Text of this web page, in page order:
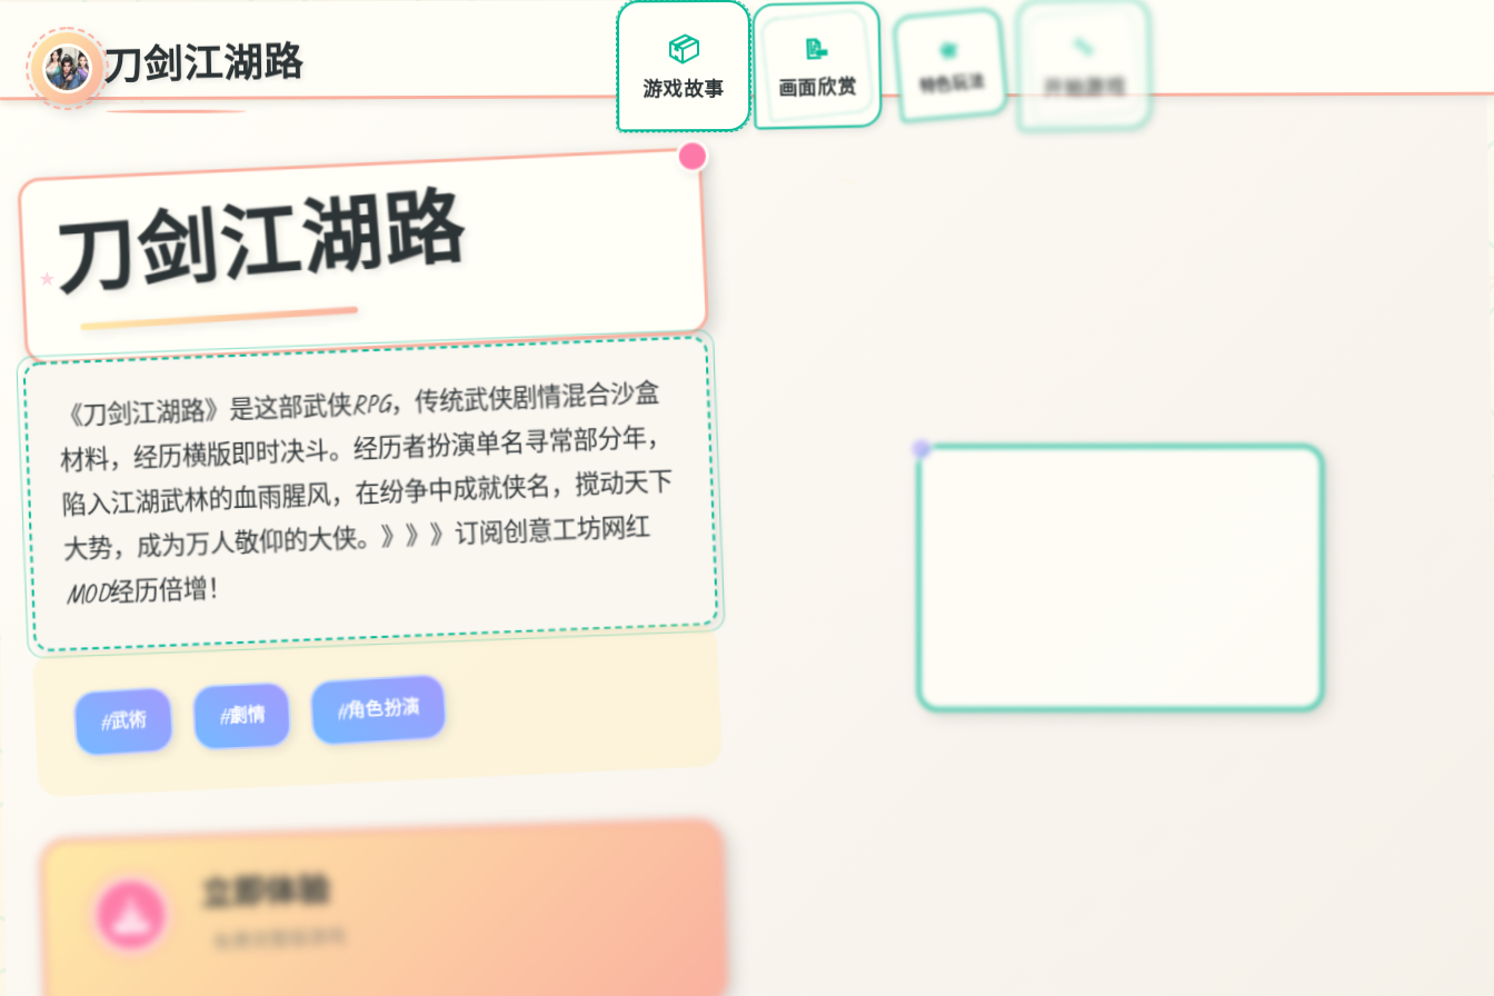
刀剑江湖路 📦
游戏故事
📝
画面欣赏
📇
特色玩法
🔧
开始游戏
刀剑江湖路
《刀剑江湖路》是这部武侠RPG，传统武侠剧情混合沙盒
材料，经历横版即时决斗。经历者扮演单名寻常部分年，
陷入江湖武林的血雨腥风，在纷争中成就侠名，搅动天下
大势，成为万人敬仰的大侠。》》》订阅创意工坊网红
MOD经历倍增！
#武術 #劇情 #角色扮演
立即体验
免费完整版游戏
★